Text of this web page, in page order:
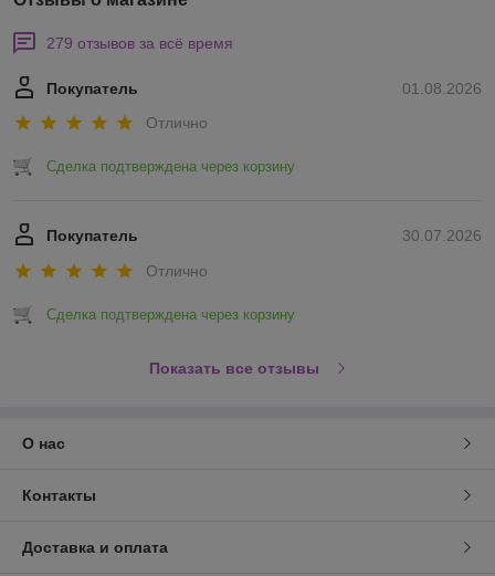
279 отзывов за всё время
01.08.2026
Покупатель
Отлично
Сделка подтверждена через корзину
30.07.2026
Покупатель
Отлично
Сделка подтверждена через корзину
Показать все отзывы
О нас
Контакты
Доставка и оплата